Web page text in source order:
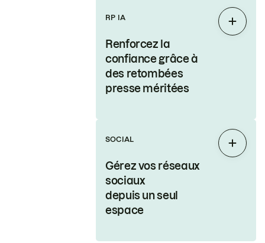
RP IA
Renforcez la
confiance grâce à
des retombées
presse méritées
SOCIAL
Gérez vos réseaux
sociaux
depuis un seul
espace